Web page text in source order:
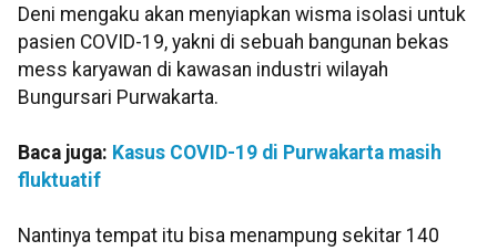
Deni mengaku akan menyiapkan wisma isolasi untuk
pasien COVID-19, yakni di sebuah bangunan bekas
mess karyawan di kawasan industri wilayah
Bungursari Purwakarta.
Baca juga: Kasus COVID-19 di Purwakarta masih
fluktuatif
Nantinya tempat itu bisa menampung sekitar 140